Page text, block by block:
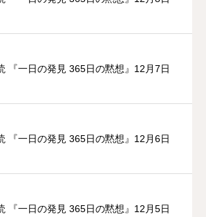
『一日の発見 365日の黙想』12月7日
『一日の発見 365日の黙想』12月6日
『一日の発見 365日の黙想』12月5日